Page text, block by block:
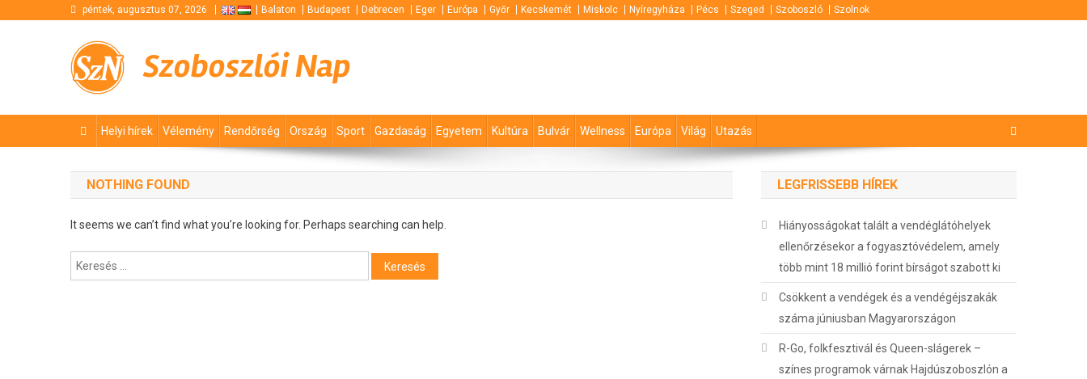
péntek, augusztus 07, 2026 Balaton Budapest Debrecen Eger Európa Győr Kecskemét Miskolc Nyíregyháza Pécs Szeged Szoboszló Szolnok
Szoboszlói Nap
Helyi hírek Vélemény Rendőrség Ország Sport Gazdaság Egyetem Kultúra Bulvár Wellness Európa Világ Utazás
NOTHING FOUND
It seems we can’t find what you’re looking for. Perhaps searching can help.
Keresés:
LEGFRISSEBB HÍREK
Hiányosságokat talált a vendéglátóhelyek
ellenőrzésekor a fogyasztóvédelem, amely
több mint 18 millió forint bírságot szabott ki
Csökkent a vendégek és a vendégéjszakák
száma júniusban Magyarországon
R-Go, folkfesztivál és Queen-slágerek –
színes programok várnak Hajdúszoboszlón a